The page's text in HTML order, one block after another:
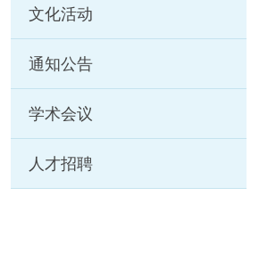
文化活动
通知公告
学术会议
人才招聘